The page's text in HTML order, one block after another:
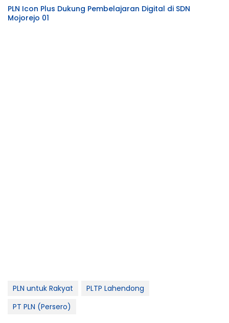
PLN Icon Plus Dukung Pembelajaran Digital di SDN
Mojorejo 01
PLN untuk Rakyat
PLTP Lahendong
PT PLN (Persero)